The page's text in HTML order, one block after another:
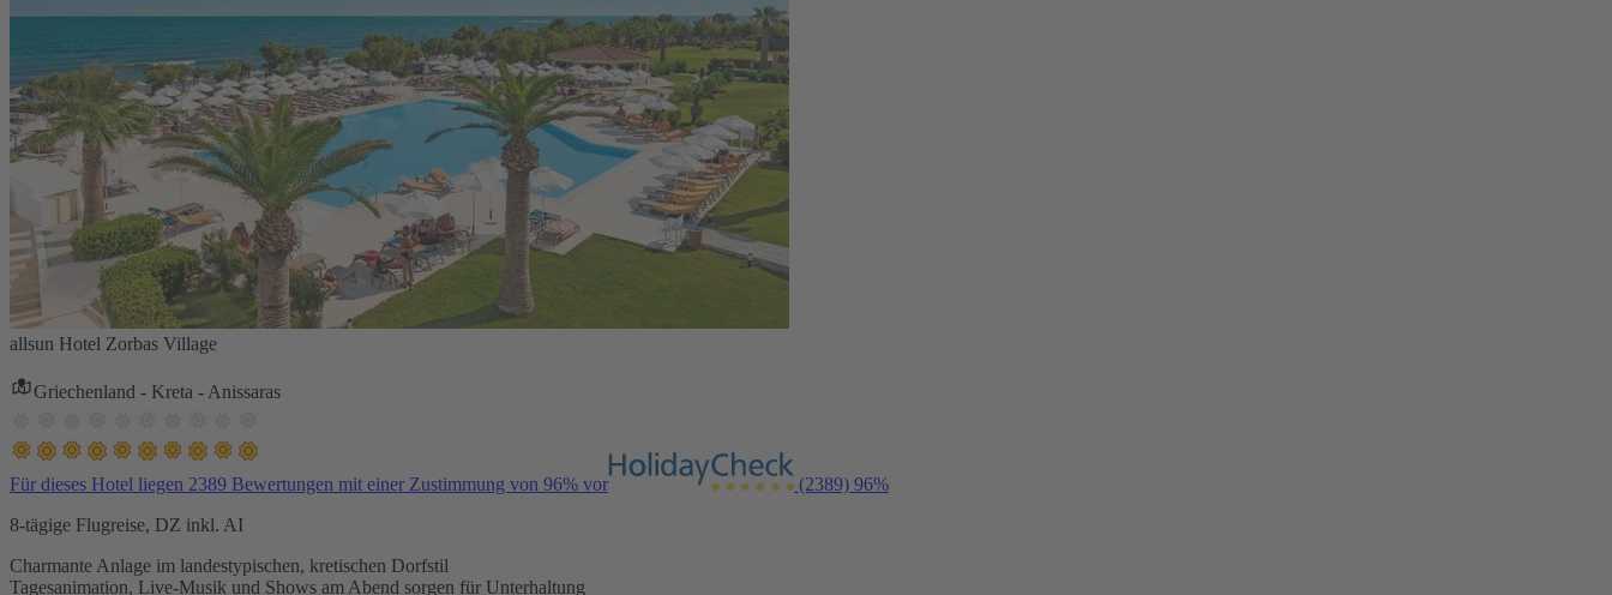
allsun Hotel Zorbas Village
Griechenland - Kreta - Anissaras
Für dieses Hotel liegen 2389 Bewertungen mit einer Zustimmung von 96% vor (2389) 96%
8-tägige Flugreise, DZ inkl. AI
Charmante Anlage im landestypischen, kretischen Dorfstil
Tagesanimation, Live-Musik und Shows am Abend sorgen für Unterhaltung